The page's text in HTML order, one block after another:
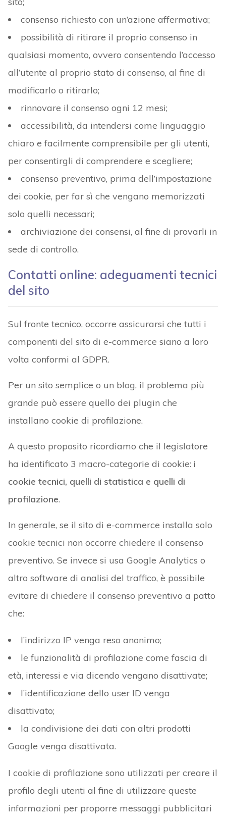
consenso richiesto con un’azione affermativa;
possibilità di ritirare il proprio consenso in
qualsiasi momento, ovvero consentendo l’accesso
all’utente al proprio stato di consenso, al fine di
modificarlo o ritirarlo;
rinnovare il consenso ogni 12 mesi;
accessibilità, da intendersi come linguaggio
chiaro e facilmente comprensibile per gli utenti,
per consentirgli di comprendere e scegliere;
consenso preventivo, prima dell’impostazione
dei cookie, per far sì che vengano memorizzati
solo quelli necessari;
archiviazione dei consensi, al fine di provarli in
sede di controllo.
Contatti online: adeguamenti tecnici
del sito
Sul fronte tecnico, occorre assicurarsi che tutti i
componenti del sito di e-commerce siano a loro
volta conformi al GDPR.
Per un sito semplice o un blog, il problema più
grande può essere quello dei plugin che
installano cookie di profilazione.
A questo proposito ricordiamo che il legislatore
ha identificato 3 macro-categorie di cookie: i
cookie tecnici, quelli di statistica e quelli di
profilazione.
In generale, se il sito di e-commerce installa solo
cookie tecnici non occorre chiedere il consenso
preventivo. Se invece si usa Google Analytics o
altro software di analisi del traffico, è possibile
evitare di chiedere il consenso preventivo a patto
che:
l’indirizzo IP venga reso anonimo;
le funzionalità di profilazione come fascia di
età, interessi e via dicendo vengano disattivate;
l’identificazione dello user ID venga
disattivato;
la condivisione dei dati con altri prodotti
Google venga disattivata.
I cookie di profilazione sono utilizzati per creare il
profilo degli utenti al fine di utilizzare queste
informazioni per proporre messaggi pubblicitari